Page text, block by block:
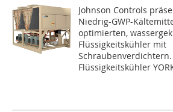
Johnson Controls
Niedrig-GWP-
optimierten,
Flüssigkeitskühler mit
Flüssigkeitskühler